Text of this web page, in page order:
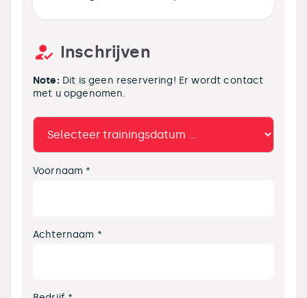
Inschrijven
Note: Dit is geen reservering! Er wordt contact
met u opgenomen.
Voornaam *
Achternaam *